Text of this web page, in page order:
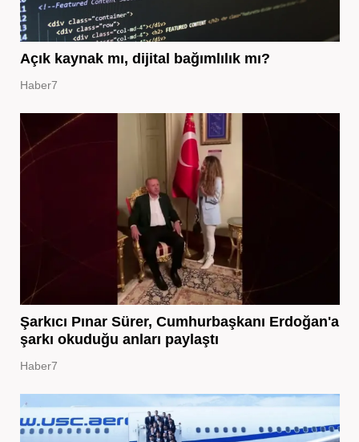
Açık kaynak mı, dijital bağımlılık mı?
Haber7
Şarkıcı Pınar Sürer, Cumhurbaşkanı Erdoğan'a
şarkı okuduğu anları paylaştı
Haber7